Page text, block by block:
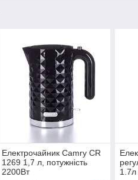
Електрочайник Camry CR
1269 1,7 л, потужність
2200Вт